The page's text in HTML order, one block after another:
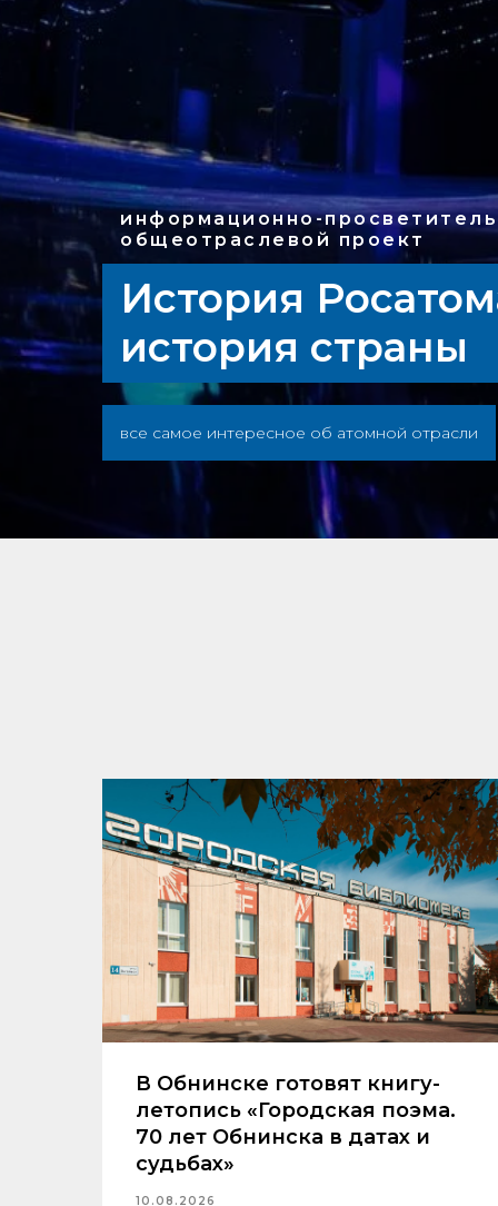
информационно-
общеотраслевой проект
История
история страны
все самое интересное об атомной отрасли
В Обнинске готовят книгу-
летопись «Городская поэма.
70 лет Обнинска в датах и
судьбах»
10.08.2026